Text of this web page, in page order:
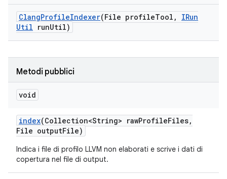
ClangProfileIndexer(File profileTool ,
IRun
Util runUtil)
Metodi pubblici
void
index(Collection<String> rawProfileFiles,
File outputFile)
Indica i file di profilo LLVM non elaborati e scrive i dati di
copertura nel file di output.